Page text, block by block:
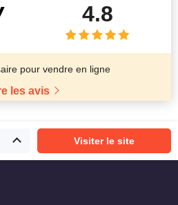
4.8
pour vendre en ligne
les avis
Visiter le site